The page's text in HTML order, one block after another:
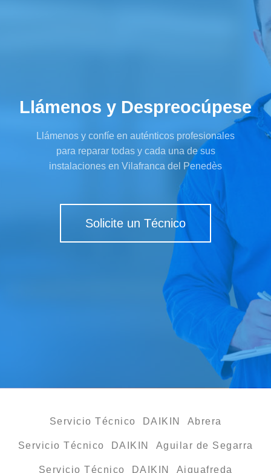
Llámenos y Despreocúpese
Llámenos y confíe en auténticos profesionales
para reparar todas y cada una de sus
instalaciones en Vilafranca del Penedès
Solicite un Técnico
Servicio Técnico DAIKIN Abrera
Servicio Técnico DAIKIN Aguilar de Segarra
Servicio Técnico DAIKIN Aiguafreda